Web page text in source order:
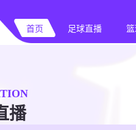
首页 足球直播
播